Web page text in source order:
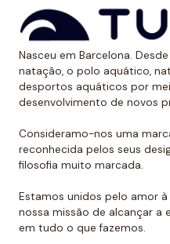
Nasceu em Barcelona.
natação, o polo aquático,
desportos aquáticos por
desenvolvimento de novos
Consideramo-nos uma
reconhecida pelos seus
filosofia muito marcada.
Estamos unidos pelo amor
nossa missão de alcançar a
em tudo o que fazemos.